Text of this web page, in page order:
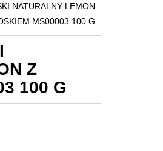
NATURALNY LEMON
MS00003 100 G
Z
100 G